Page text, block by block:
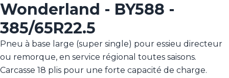
Wonderland - BY588 -
385/65R22.5
Pneu à base large (super single) pour essieu directeur
ou remorque, en service régional toutes saisons.
Carcasse 18 plis pour une forte capacité de charge.